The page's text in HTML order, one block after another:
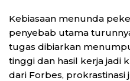
Kebiasaan menunda
penyebab utama
tugas dibiarkan
tinggi dan hasil kerja jadi
dari Forbes,